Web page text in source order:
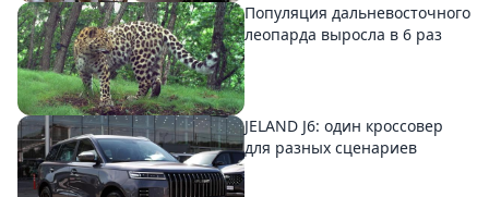
Популяция дальневосточного
леопарда выросла в 6 раз
JELAND J6: один кроссовер
для разных сценариев